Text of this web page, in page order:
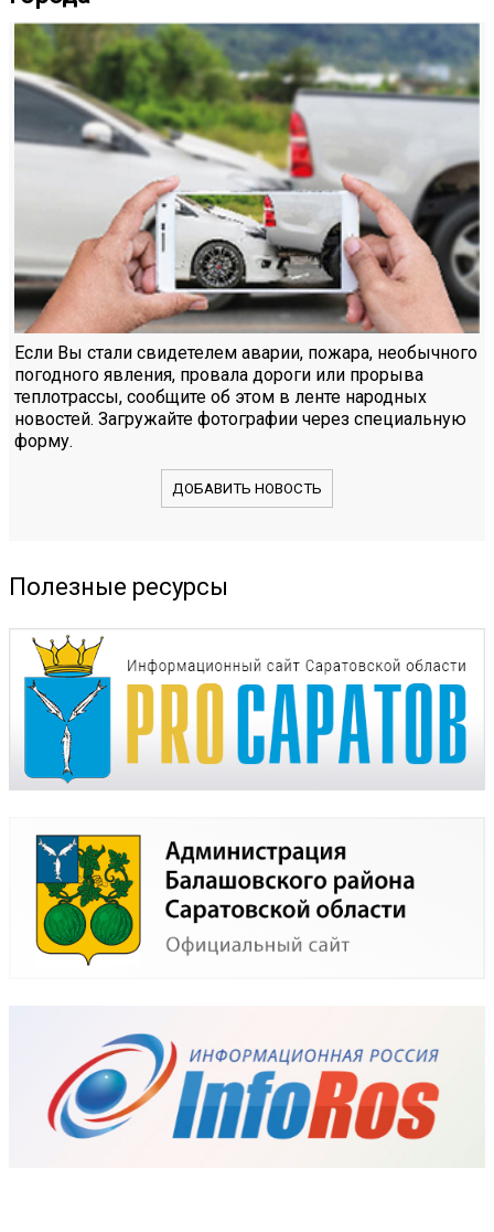
Если Вы стали свидетелем аварии, пожара, необычного
погодного явления, провала дороги или прорыва
теплотрассы, сообщите об этом в ленте народных
новостей. Загружайте фотографии через специальную
форму.
ДОБАВИТЬ НОВОСТЬ
Полезные ресурсы